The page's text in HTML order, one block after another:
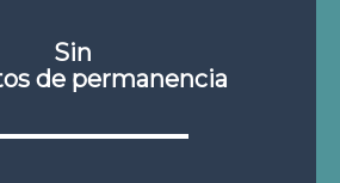
Sin
de permanencia